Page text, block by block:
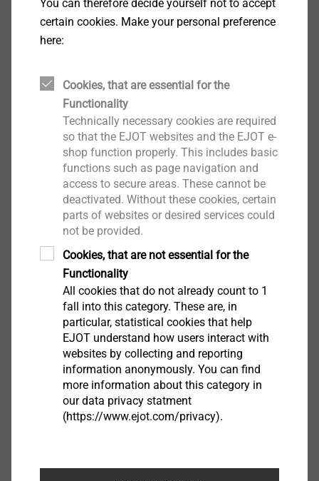
着我们的能力以及对客户需求的理解。
我们文化的特点是诚信和感恩。员工承诺是我们
持续更新和取得出色业绩的保证。
You can therefore decide yourself not to accept
certain cookies. Make your personal preference
here:
Cookies, that are essential for the
Functionality
Technically necessary cookies are required
so that the EJOT websites and the EJOT e-
shop function properly. This includes basic
functions such as page navigation and
access to secure areas. These cannot be
deactivated. Without these cookies, certain
parts of websites or desired services could
not be provided.
Cookies, that are not essential for the
Functionality
All cookies that do not already count to 1
fall into this category. These are, in
particular, statistical cookies that help
EJOT understand how users interact with
websites by collecting and reporting
information anonymously. You can find
more information about this category in
our data privacy statment
(https://www.ejot.com/privacy).